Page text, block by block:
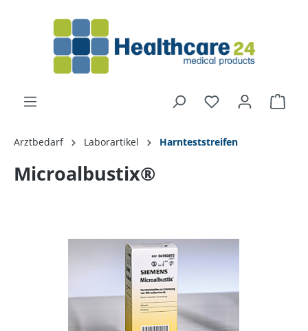
Arztbedarf Laborartikel Harnteststreifen
Microalbustix®